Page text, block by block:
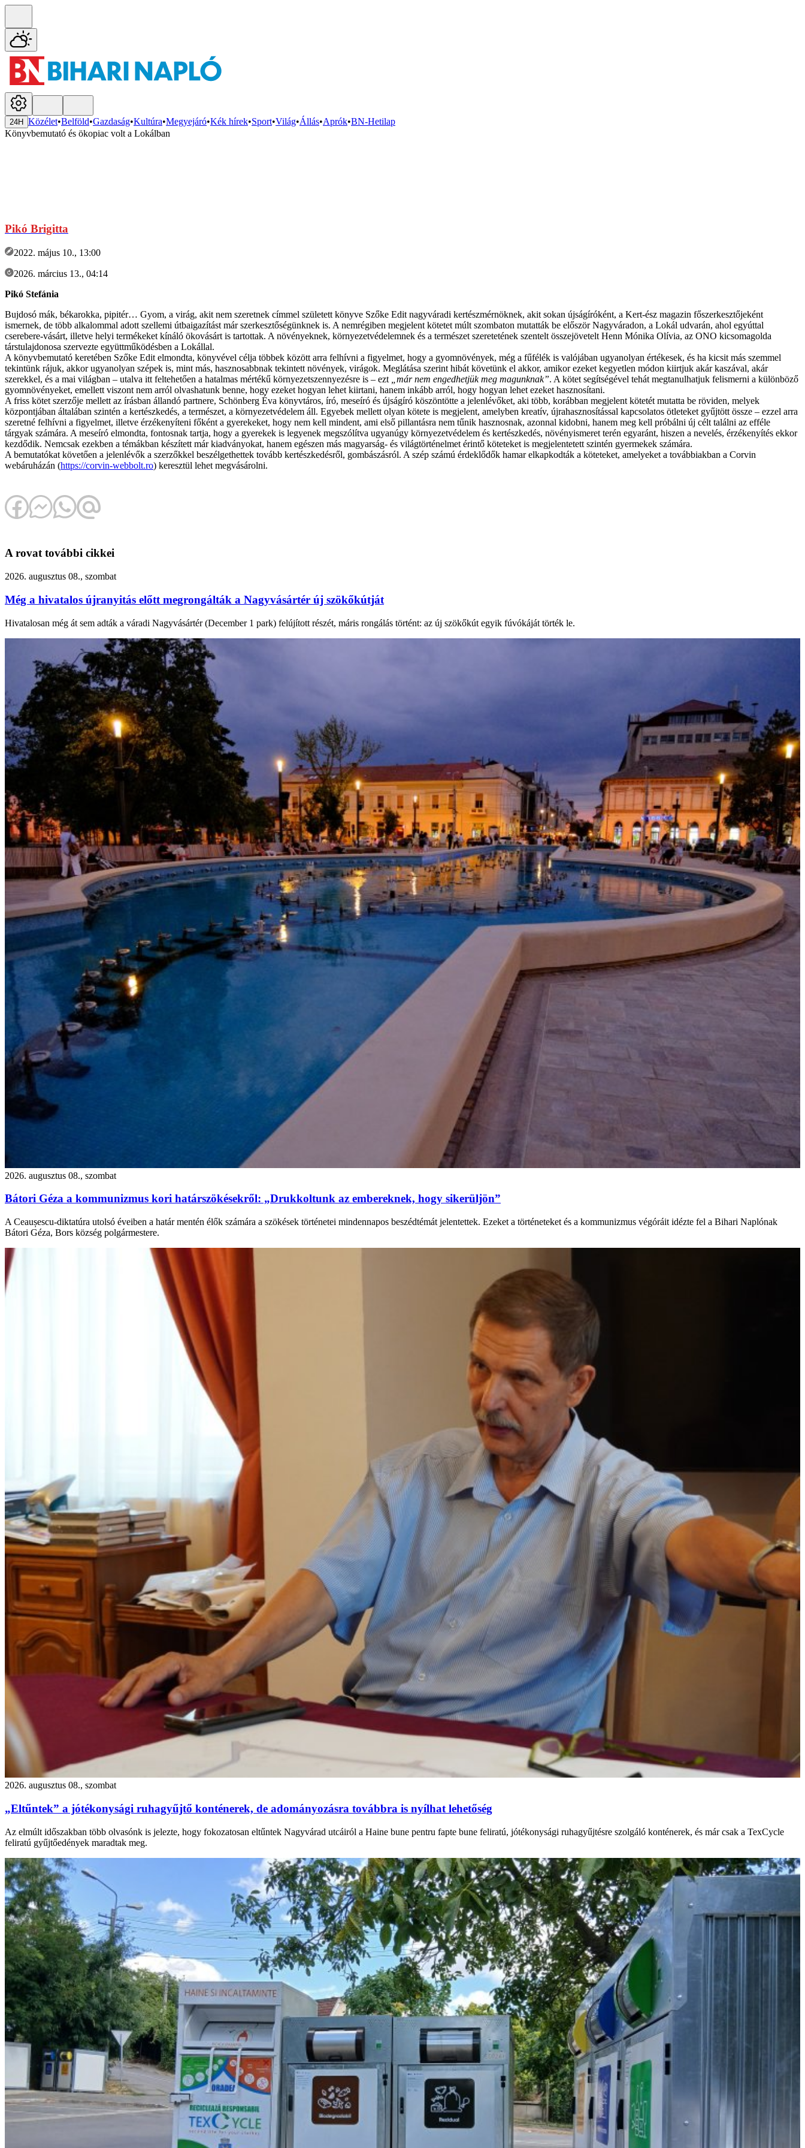
24H Közélet•Belföld•Gazdaság•Kultúra•Megyejáró•Kék hírek•Sport•Világ•Állás•Aprók•BN-Hetilap
Könyvbemutató és ökopiac volt a Lokálban
Pikó Brigitta
2022. május 10., 13:00
2026. március 13., 04:14
Pikó Stefánia
Bujdosó mák, békarokka, pipitér… Gyom, a virág, akit nem szeretnek címmel született könyve Szőke Edit nagyváradi kertészmérnöknek, akit sokan újságíróként, a Kert-ész magazin főszerkesztőjeként
ismernek, de több alkalommal adott szellemi útbaigazítást már szerkesztőségünknek is. A nemrégiben megjelent kötetet múlt szombaton mutatták be először Nagyváradon, a Lokál udvarán, ahol egyúttal
cserebere-vásárt, illetve helyi termékeket kínáló ökovásárt is tartottak. A növényeknek, környezetvédelemnek és a természet szeretetének szentelt összejövetelt Henn Mónika Olívia, az ONO kicsomagolda
társtulajdonosa szervezte együttműködésben a Lokállal.
A könyvbemutató keretében Szőke Edit elmondta, könyvével célja többek között arra felhívni a figyelmet, hogy a gyomnövények, még a fűfélék is valójában ugyanolyan értékesek, és ha kicsit más szemmel
tekintünk rájuk, akkor ugyanolyan szépek is, mint más, hasznosabbnak tekintett növények, virágok. Meglátása szerint hibát követünk el akkor, amikor ezeket kegyetlen módon kiirtjuk akár kaszával, akár
szerekkel, és a mai világban – utalva itt feltehetően a hatalmas mértékű környezetszennyezésre is – ezt
„már nem engedhetjük meg magunknak”. A kötet segítségével tehát megtanulhatjuk felismerni a különböző
gyomnövényeket, emellett viszont nem arról olvashatunk benne, hogy ezeket hogyan lehet kiirtani, hanem inkább arról, hogy hogyan lehet ezeket hasznosítani.
A friss kötet szerzője mellett az írásban állandó partnere, Schönberg Éva könyvtáros, író, meseíró és újságíró köszöntötte a jelenlévőket, aki több, korábban megjelent kötetét mutatta be röviden, melyek
központjában általában szintén a kertészkedés, a természet, a környezetvédelem áll. Egyebek mellett olyan kötete is megjelent, amelyben kreatív, újrahasznosítással kapcsolatos ötleteket gyűjtött össze – ezzel arra
szeretné felhívni a figyelmet, illetve érzékenyíteni főként a gyerekeket, hogy nem kell mindent, ami első pillantásra nem tűnik hasznosnak, azonnal kidobni, hanem meg kell próbálni új célt találni az efféle
tárgyak számára. A meseíró elmondta, fontosnak tartja, hogy a gyerekek is legyenek megszólítva ugyanúgy környezetvédelem és kertészkedés, növényismeret terén egyaránt, hiszen a nevelés, érzékenyítés ekkor
kezdődik. Nemcsak ezekben a témákban készített már kiadványokat, hanem egészen más magyarság- és világtörténelmet érintő köteteket is megjelentetett szintén gyermekek számára.
A bemutatókat követően a jelenlévők a szerzőkkel beszélgethettek tovább kertészkedésről, gombászásról. A szép számú érdeklődők hamar elkapkodták a köteteket, amelyeket a továbbiakban a Corvin
webáruházán (https://corvin-webbolt.ro) keresztül lehet megvásárolni.
A rovat további cikkei
2026. augusztus 08., szombat
Még a hivatalos újranyitás előtt megrongálták a Nagyvásártér új szökőkútját
Hivatalosan még át sem adták a váradi Nagyvásártér (December 1 park) felújított részét, máris rongálás történt: az új szökőkút egyik fúvókáját törték le.
2026. augusztus 08., szombat
Bátori Géza a kommunizmus kori határszökésekről: „Drukkoltunk az embereknek, hogy sikerüljön”
A Ceaușescu-diktatúra utolsó éveiben a határ mentén élők számára a szökések történetei mindennapos beszédtémát jelentettek. Ezeket a történeteket és a kommunizmus végóráit idézte fel a Bihari Naplónak
Bátori Géza, Bors község polgármestere.
2026. augusztus 08., szombat
„Eltűntek” a jótékonysági ruhagyűjtő konténerek, de adományozásra továbbra is nyílhat lehetőség
Az elmúlt időszakban több olvasónk is jelezte, hogy fokozatosan eltűntek Nagyvárad utcáiról a Haine bune pentru fapte bune feliratú, jótékonysági ruhagyűjtésre szolgáló konténerek, és már csak a TexCycle
feliratú gyűjtőedények maradtak meg.